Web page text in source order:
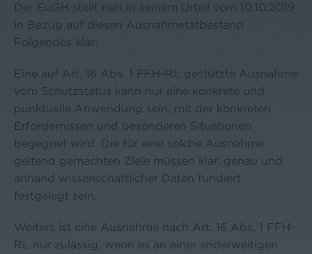
Der EuGH stellt nun in seinem Urteil vom 10.10.2019
in Bezug auf diesen Ausnahmetatbestand
Folgendes klar:
Eine auf Art. 16 Abs. 1 FFH-RL gestützte Ausnahme
vom Schutzstatus kann nur eine konkrete und
punktuelle Anwendung sein, mit der konkreten
Erfordernissen und besonderen Situationen
begegnet wird. Die für eine solche Ausnahme
geltend gemachten Ziele müssen klar, genau und
anhand wissenschaftlicher Daten fundiert
festgelegt sein.
Weiters ist eine Ausnahme nach Art. 16 Abs. 1 FFH-
RL nur zulässig, wenn es an einer anderweitigen